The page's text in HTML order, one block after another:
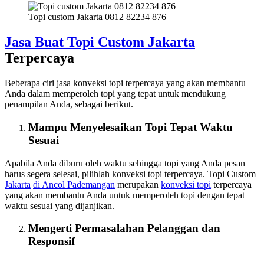
Topi custom Jakarta 0812 82234 876
Jasa Buat Topi Custom Jakarta
Terpercaya
Beberapa ciri jasa konveksi topi terpercaya yang akan membantu
Anda dalam memperoleh topi yang tepat untuk mendukung
penampilan Anda, sebagai berikut.
Mampu Menyelesaikan Topi Tepat Waktu
Sesuai
Apabila Anda diburu oleh waktu sehingga topi yang Anda pesan
harus segera selesai, pilihlah konveksi topi terpercaya. Topi Custom
Jakarta di Ancol Pademangan merupakan konveksi topi terpercaya
yang akan membantu Anda untuk memperoleh topi dengan tepat
waktu sesuai yang dijanjikan.
Mengerti Permasalahan Pelanggan dan
Responsif